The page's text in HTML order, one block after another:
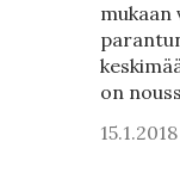
mukaan
on